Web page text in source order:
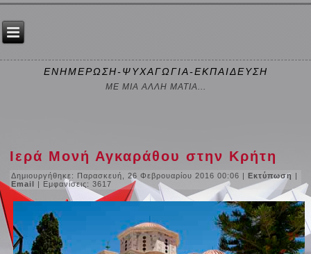
ΕΝΗΜΕΡΩΣΗ-ΨΥΧΑΓΩΓΙΑ-ΕΚΠΑΙΔΕΥΣΗ
ΜΕ ΜΙΑ ΑΛΛΗ ΜΑΤΙΑ...
Ιερά Μονή Αγκαράθου στην Κρήτη
Δημιουργήθηκε: Παρασκευή, 26 Φεβρουαρίου 2016 00:06 |Εκτύπωση |
Email | Εμφανίσεις: 3617